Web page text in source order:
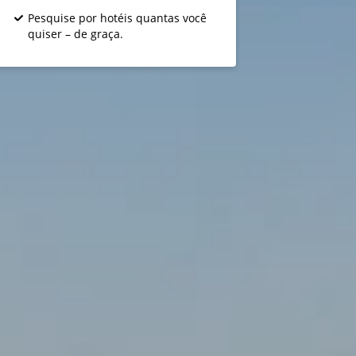
Pesquise por hotéis quantas você
quiser – de graça.